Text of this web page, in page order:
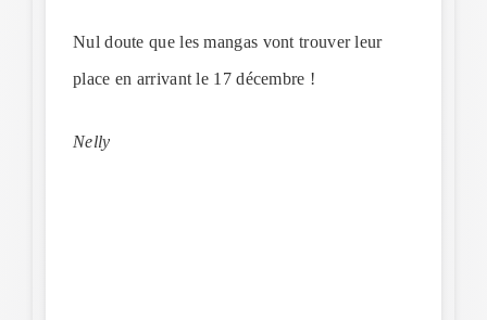
Nul doute que les mangas vont trouver leur
place en arrivant le 17 décembre !
Nelly